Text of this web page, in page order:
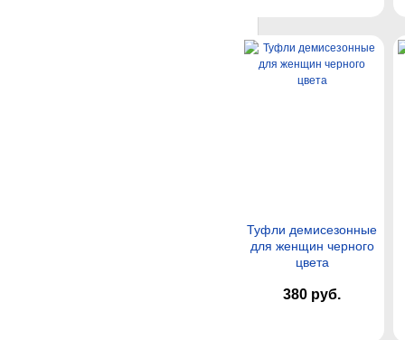
Туфли демисезонные
для женщин черного
цвета
380 руб.